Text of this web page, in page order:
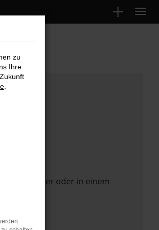
Browser oder in einem
zu
Ihre